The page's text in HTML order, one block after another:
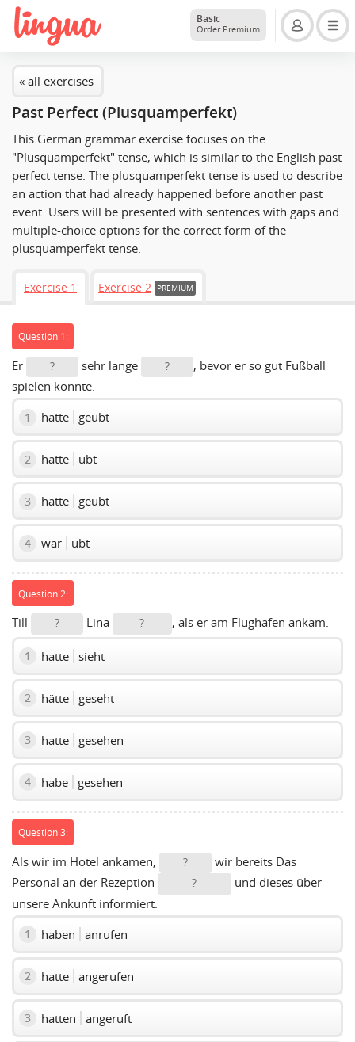
Basic
Order Premium
« all exercises
Past Perfect (Plusquamperfekt)
This German grammar exercise focuses on the
"Plusquamperfekt" tense, which is similar to the English past
perfect tense. The plusquamperfekt tense is used to describe
an action that had already happened before another past
event. Users will be presented with sentences with gaps and
multiple-choice options for the correct form of the
plusquamperfekt tense.
Exercise 1 Exercise 2 PREMIUM
Question 1:
Er ? sehr lange ?
, bevor er so gut Fußball
spielen konnte.
1 hatte geübt
2 hatte übt
3 hätte geübt
4 war übt
Question 2:
Till ? Lina ? , als er am Flughafen ankam.
1 hatte sieht
2 hätte geseht
3 hatte gesehen
4 habe gesehen
Question 3:
Als wir im Hotel ankamen, ?
wir bereits Das
Personal an der Rezeption
?
und dieses über
unsere Ankunft informiert.
1 haben anrufen
2 hatte angerufen
3 hatten angeruft